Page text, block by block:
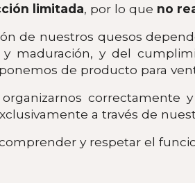
limitada, por lo que no
de nuestros quesos
y maduración, y del
de producto para
correctamente
a través de
y respetar el